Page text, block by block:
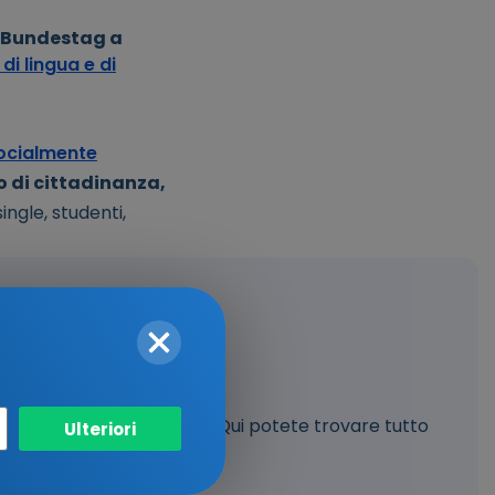
a
lingua e di
di cittadinanza,
studenti,
da sapere
come "tedesca"? Qui potete trovare tutto
tedesca...
Ulteriori